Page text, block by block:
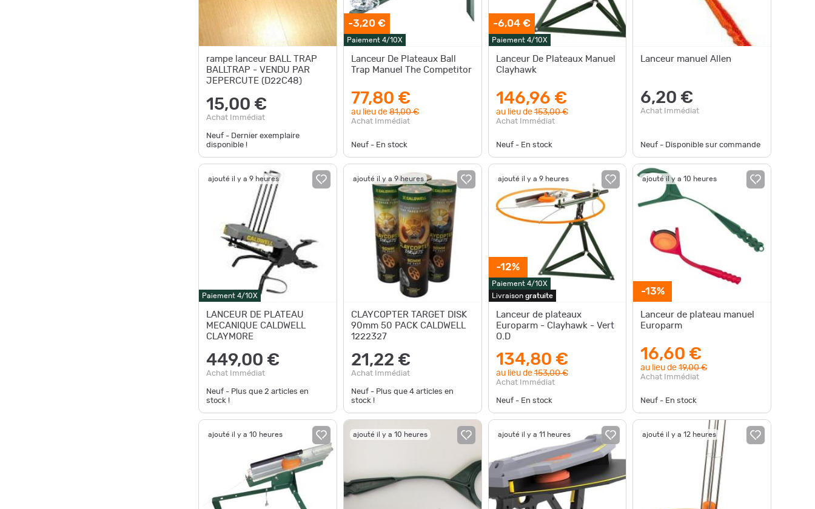
rampe lanceur BALL TRAP
BALLTRAP - VENDU PAR
JEPERCUTE (D22C48)
15,00 €
Achat Immédiat
Neuf - Dernier exemplaire
disponible !
-3,20 €
Paiement 4/10X
Lanceur De Plateaux Ball
Trap Manuel The Competitor
77,80 €
au lieu de81,00 €
Achat Immédiat
Neuf - En stock
-6,04 €
Paiement 4/10X
Lanceur De Plateaux Manuel
Clayhawk
146,96 €
au lieu de153,00 €
Achat Immédiat
Neuf - En stock
Lanceur manuel Allen
6,20 €
Achat Immédiat
Neuf - Disponible sur commande
ajouté il y a 9 heures
Paiement 4/10X
LANCEUR DE PLATEAU
MECANIQUE CALDWELL
CLAYMORE
449,00 €
Achat Immédiat
Neuf - Plus que 2 articles en
stock !
ajouté il y a 9 heures
CLAYCOPTER TARGET DISK
90mm 50 PACK CALDWELL
1222327
21,22 €
Achat Immédiat
Neuf - Plus que 4articles en
stock !
ajouté il y a 9 heures
-12%
Paiement 4/10X
Livraison gratuite
Lanceur de plateaux
Europarm - Clayhawk - Vert
O.D
134,80 €
au lieu de153,00 €
Achat Immédiat
Neuf - En stock
ajouté il y a 10 heures
-13%
Lanceur de plateau manuel
Europarm
16,60 €
au lieu de19,00 €
Achat Immédiat
Neuf - En stock
ajouté il y a 10 heures ajouté il y a 10 heures ajouté il y a 11 heures ajouté il y a 12 heures